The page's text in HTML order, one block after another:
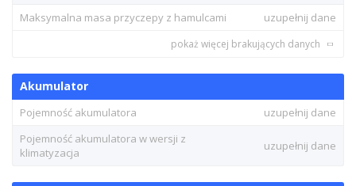
Maksymalna masa przyczepy z hamulcami uzupełnij dane
pokaż więcej brakujących danych
Akumulator
Pojemność akumulatora
uzupełnij dane
Pojemność akumulatora w wersji z
klimatyzacja
uzupełnij dane